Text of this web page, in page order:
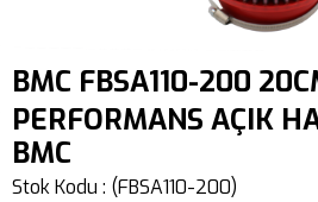
BMC FBSA110-200
PERFORMANS AÇIK
BMC
Stok Kodu (FBSA110-200)